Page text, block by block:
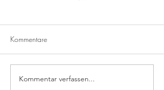
Vanille Wölkchen
Kommentare
Kommentar verfassen...